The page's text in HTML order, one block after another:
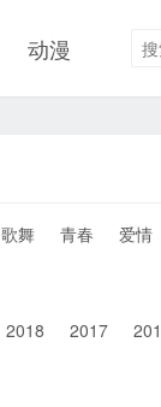
动漫
歌舞 青春 爱情
2018 2017